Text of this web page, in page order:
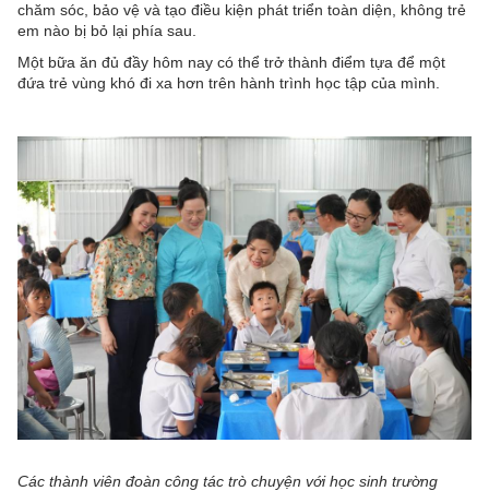
chăm sóc, bảo vệ và tạo điều kiện phát triển toàn diện, không trẻ
em nào bị bỏ lại phía sau.
Một bữa ăn đủ đầy hôm nay có thể trở thành điểm tựa để một
đứa trẻ vùng khó đi xa hơn trên hành trình học tập của mình.
Các thành viên đoàn công tác trò chuyện với học sinh trường